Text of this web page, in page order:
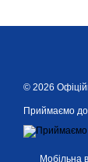
© 2026
Приймаємо
Мобільна